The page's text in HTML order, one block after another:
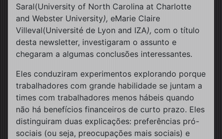
Saral(University of North Carolina at Charlotte
and Webster University), eMarie Claire
Villeval(Université de Lyon and IZA), com o título
desta newsletter, investigaram o assunto e
chegaram a algumas conclusões interessantes.
Eles conduziram experimentos explorando porque
trabalhadores com grande habilidade se juntam a
times com trabalhadores menos hábeis quando
não há benefícios financeiros de curto prazo. Eles
distinguiram duas explicações: preferências pró-
sociais (ou seja, preocupações mais sociais) e